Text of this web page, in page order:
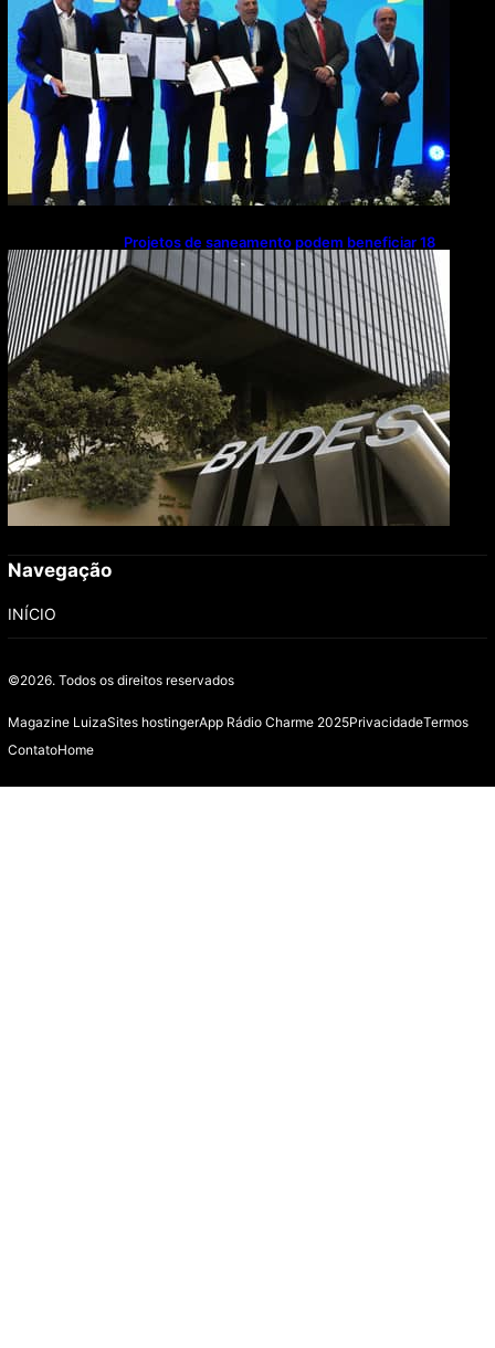
Projetos de saneamento podem beneficiar 18
milhões de brasileiros
Navegação
INÍCIO
©2026. Todos os direitos reservados
Magazine LuizaSites hostingerApp Rádio Charme 2025PrivacidadeTermos
ContatoHome